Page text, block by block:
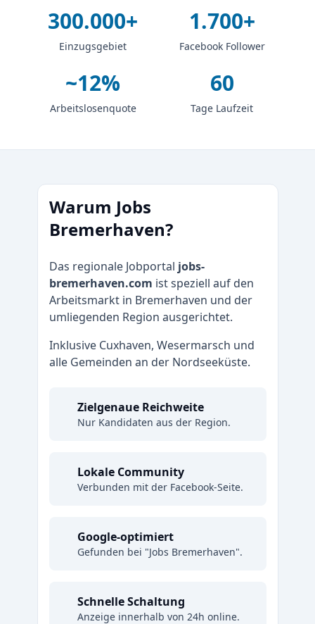
300.000+
Einzugsgebiet
1.700+
Facebook Follower
~12%
Arbeitslosenquote
60
Tage Laufzeit
Warum Jobs
Bremerhaven?
Das regionale Jobportal jobs-
bremerhaven.com ist speziell auf den
Arbeitsmarkt in Bremerhaven und der
umliegenden Region ausgerichtet.
Inklusive Cuxhaven, Wesermarsch und
alle Gemeinden an der Nordseeküste.
Zielgenaue Reichweite
Nur Kandidaten aus der Region.
Lokale Community
Verbunden mit der Facebook-Seite.
Google-optimiert
Gefunden bei "Jobs Bremerhaven".
Schnelle Schaltung
Anzeige innerhalb von 24h online.